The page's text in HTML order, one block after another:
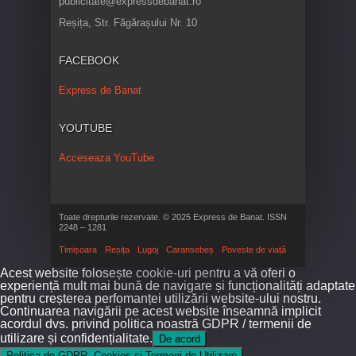
Reșița, Str. Făgărașului Nr. 10
FACEBOOK
Express de Banat
YOUTUBE
Acceseaza YouTube
Toate drepturile rezervate. © 2025 Express de Banat. ISSN
2248 – 1281
Timișoara Reșița Lugoj Caransebeș Poveste de viață
Acest website folosește cookie-uri pentru a vă oferi o
experiență mult mai bună de navigare și funcționalități adaptate
pentru creșterea perfomanței utilizării website-ului nostru.
Continuarea navigării pe acest website înseamnă implicit
acordul dvs. privind politica noastră GDPR / termenii de
utilizare și confidențialitate.
De acord